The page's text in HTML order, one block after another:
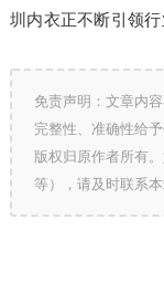
圳内衣正不断引领
免责声明：文章内
完整性、准确性给
版权归原作者所有
等），请及时联系